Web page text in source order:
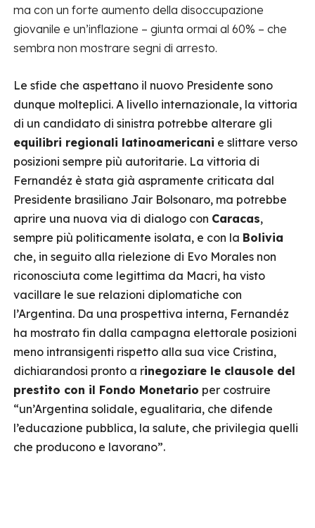
ma con un forte aumento della disoccupazione
giovanile e un’inflazione – giunta ormai al 60% – che
sembra non mostrare segni di arresto.
Le sfide che aspettano il nuovo Presidente sono
dunque molteplici. A livello internazionale, la vittoria
di un candidato di sinistra potrebbe alterare gli
equilibri regionali latinoamericani e slittare verso
posizioni sempre più autoritarie. La vittoria di
Fernandéz è stata già aspramente criticata dal
Presidente brasiliano Jair Bolsonaro, ma potrebbe
aprire una nuova via di dialogo con Caracas,
sempre più politicamente isolata, e con la Bolivia
che, in seguito alla rielezione di Evo Morales non
riconosciuta come legittima da Macri, ha visto
vacillare le sue relazioni diplomatiche con
l’Argentina. Da una prospettiva interna, Fernandéz
ha mostrato fin dalla campagna elettorale posizioni
meno intransigenti rispetto alla sua vice Cristina,
dichiarandosi pronto a rinegoziare le clausole del
prestito con il Fondo Monetario per costruire
“un’Argentina solidale, egualitaria, che difende
l’educazione pubblica, la salute, che privilegia quelli
che producono e lavorano”.